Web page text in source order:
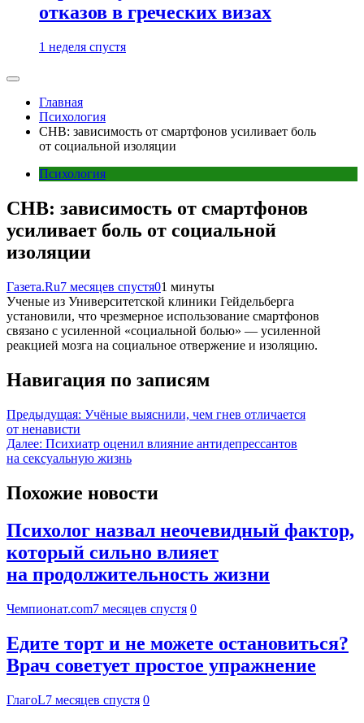
отказов в греческих визах
1 неделя спустя
Главная
Психология
СНВ: зависимость от смартфонов усиливает боль
от социальной изоляции
Психология
СНВ: зависимость от смартфонов
усиливает боль от социальной
изоляции
Газета.Ru7 месяцев спустя01 минуты
Ученые из Университетской клиники Гейдельберга
установили, что чрезмерное использование смартфонов
связано с усиленной «социальной болью» — усиленной
реакцией мозга на социальное отвержение и изоляцию.
Навигация по записям
Предыдущая: Учёные выяснили, чем гнев отличается
от ненависти
Далее: Психиатр оценил влияние антидепрессантов
на сексуальную жизнь
Похожие новости
Психолог назвал неочевидный фактор,
который сильно влияет
на продолжительность жизни
Чемпионат.com7 месяцев спустя 0
Едите торт и не можете остановиться?
Врач советует простое упражнение
ГлагоL7 месяцев спустя 0